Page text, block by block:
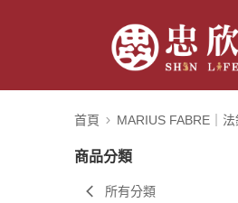
首頁 MARIUS FABRE｜法
商品分類
所有分類